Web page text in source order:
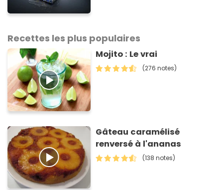
Recettes les plus populaires
Mojito : Le vrai
(276 notes)
Gâteau caramélisé
renversé à l'ananas
(138 notes)